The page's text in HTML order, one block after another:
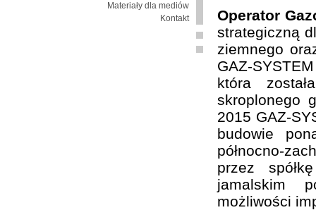
Materiały dla mediów
Kontakt
Operator
strategiczną
ziemnego
GAZ-
która
skroplonego
2015 GAZ-
budowie
północno-
przez
jamalskim
możliwości